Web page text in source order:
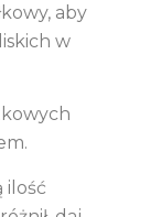
aby
w
ilość